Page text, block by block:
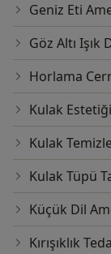
Geniz Eti
Göz Altı Işık
Horlama
Kulak Estetiği
Kulak
Kulak Tüpü
Küçük Dil
Kırışıklık